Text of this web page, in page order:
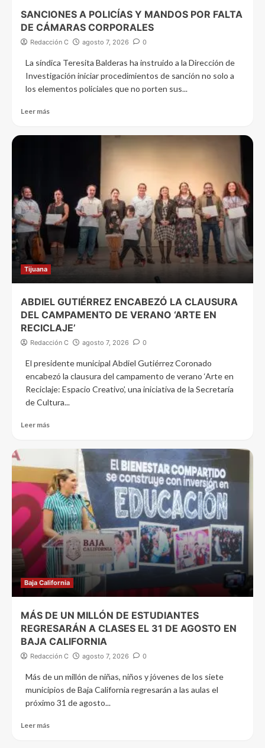
SANCIONES A POLICÍAS Y MANDOS POR FALTA
DE CÁMARAS CORPORALES
Redacción C agosto 7, 2026 0
La síndica Teresita Balderas ha instruido a la Dirección de
Investigación iniciar procedimientos de sanción no solo a
los elementos policiales que no porten sus...
Leer más
Tijuana
ABDIEL GUTIÉRREZ ENCABEZÓ LA CLAUSURA
DEL CAMPAMENTO DE VERANO ‘ARTE EN
RECICLAJE’
Redacción C agosto 7, 2026 0
El presidente municipal Abdiel Gutiérrez Coronado
encabezó la clausura del campamento de verano ‘Arte en
Reciclaje: Espacio Creativo’, una iniciativa de la Secretaría
de Cultura...
Leer más
Baja California
MÁS DE UN MILLÓN DE ESTUDIANTES
REGRESARÁN A CLASES EL 31 DE AGOSTO EN
BAJA CALIFORNIA
Redacción C agosto 7, 2026 0
Más de un millón de niñas, niños y jóvenes de los siete
municipios de Baja California regresarán a las aulas el
próximo 31 de agosto...
Leer más